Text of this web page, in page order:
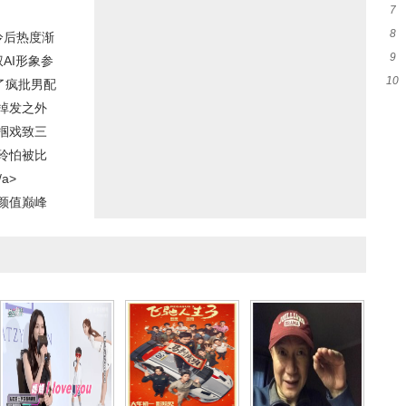
后热度渐
形象参
疯批男配
发之外
戏致三
怕被比
值巅峰
7
抵
8
能
9
儿
10